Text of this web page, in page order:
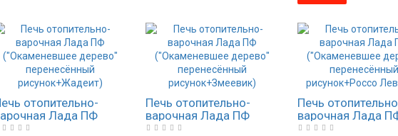
отопительно-
Лада ПФ
дерево"
Печь отопительно-
варочная Лада ПФ
("Окаменевшее дерево"
Печь
варочная Лада
("Окаменевшее